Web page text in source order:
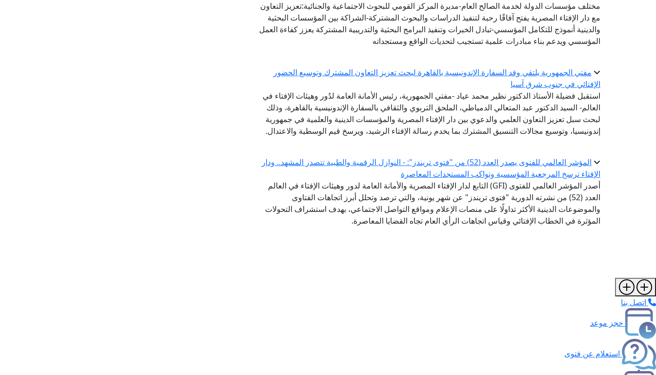
مختلف مؤسسات الدولة لخدمة الصالح العام-مديرة المركز القومي للبحوث الاجتماعية والجنائية:تعزيز التعاون
مع دار الإفتاء المصرية يفتح آفاقًا رحبة لتنفيذ الدراسات والبحوث المشتركة-الشراكة بين المؤسسات البحثية
والدينية أنموذج للتكامل المؤسسي-تبادل الخبرات وتنفيذ البرامج البحثية والتدريبية المشتركة يعزز كفاءة العمل
المؤسسي ويدعم بناء مبادرات علمية تستجيب لتحديات الواقع ومستجداته
مفتي الجمهورية يلتقي وفد السفارة الإندونيسية بالقاهرة لبحث تعزيز التعاون المشترك وتوسيع الحضور
الإفتائي في جنوب شرق آسيا
استقبل فضيلة الأستاذ الدكتور نظير محمد عياد -مفتي الجمهورية، رئيس الأمانة العامة لدُور وهيئات الإفتاء في
العالم- السيد الدكتور عبد المتعالي الدمياطي، الملحق التربوي والثقافي بالسفارة الإندونيسية بالقاهرة، وذلك
لبحث سبل تعزيز التعاون العلمي والدعوي بين دار الإفتاء المصرية والمؤسسات الدينية والعلمية في جمهورية
إندونيسيا، وتوسيع مجالات التنسيق المشترك بما يخدم رسالة الإفتاء الرشيد، ويرسخ قيم الوسطية والاعتدال.
المؤشر العالمي للفتوى يصدر العدد (52) من "فتوى تريندز": - النوازل الرقمية والطبية تتصدر المشهد.. ودار
الإفتاء ترسخ المرجعية المؤسسية وتواكب المستجدات المعاصرة
أصدر المؤشر العالمي للفتوى (GFI) التابع لدار الإفتاء المصرية والأمانة العامة لدور وهيئات الإفتاء في العالم
العدد (52) من نشرته الدورية "فتوى تريندز" عن شهر يونية، والتي ترصد وتحلل أبرز اتجاهات الفتاوى
والموضوعات الدينية الأكثر تداولًا على منصات الإعلام ومواقع التواصل الاجتماعي، بهدف استشراف التحولات
المؤثرة في الخطاب الإفتائي وقياس اتجاهات الرأي العام تجاه القضايا المعاصرة.
اتصل بنا
حجز موعد
استعلام عن فتوى